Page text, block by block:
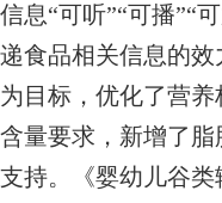
信息“可听”“可播”“
递食品相关信息的
为目标，优化了营
含量要求，新增了
支持。《婴幼儿谷